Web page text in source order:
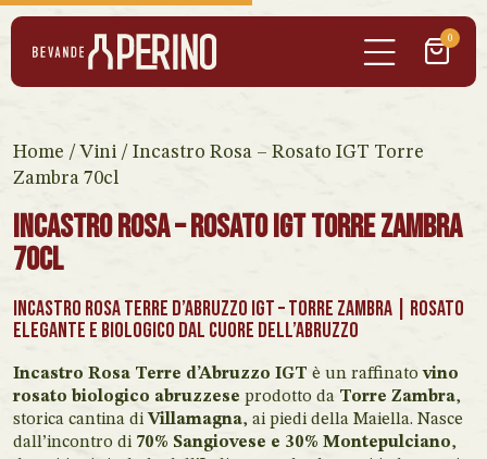
0
Home /Vini / Incastro Rosa – Rosato IGT Torre
Zambra 70cl
Incastro Rosa – Rosato IGT Torre Zambra
70cl
Incastro Rosa Terre d’Abruzzo IGT – Torre Zambra | Rosato
elegante e biologico dal cuore dell’Abruzzo
Incastro Rosa Terre d’Abruzzo IGT è un raffinatovino
rosato biologico abruzzese prodotto da Torre Zambra,
storica cantina di Villamagna, ai piedi della Maiella. Nasce
dall’incontro di 70% Sangiovese e 30% Montepulciano,